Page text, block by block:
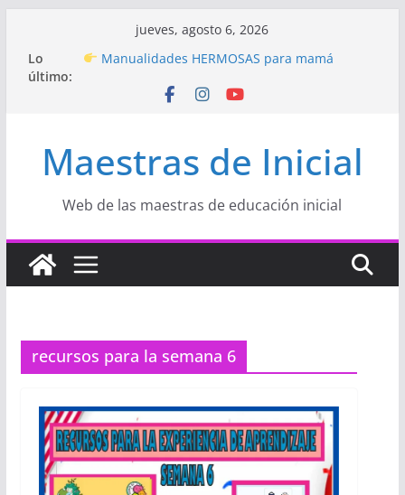
contenido
jueves, agosto 6, 2026
Lo
último:
Hermosos dibujos para MAMÁ: colorea con
Manualidades HERMOSAS para mamá
(fáciles y llenas de amor)
Proyecto
“Celebramos con Alegría la Semana
de la Educación Inicial»
Proyecto de Aprendizaje
Un regalo para
Mamá hecho con amor
Maestras de Inicial
Web de las maestras de educación inicial
recursos para la semana 6